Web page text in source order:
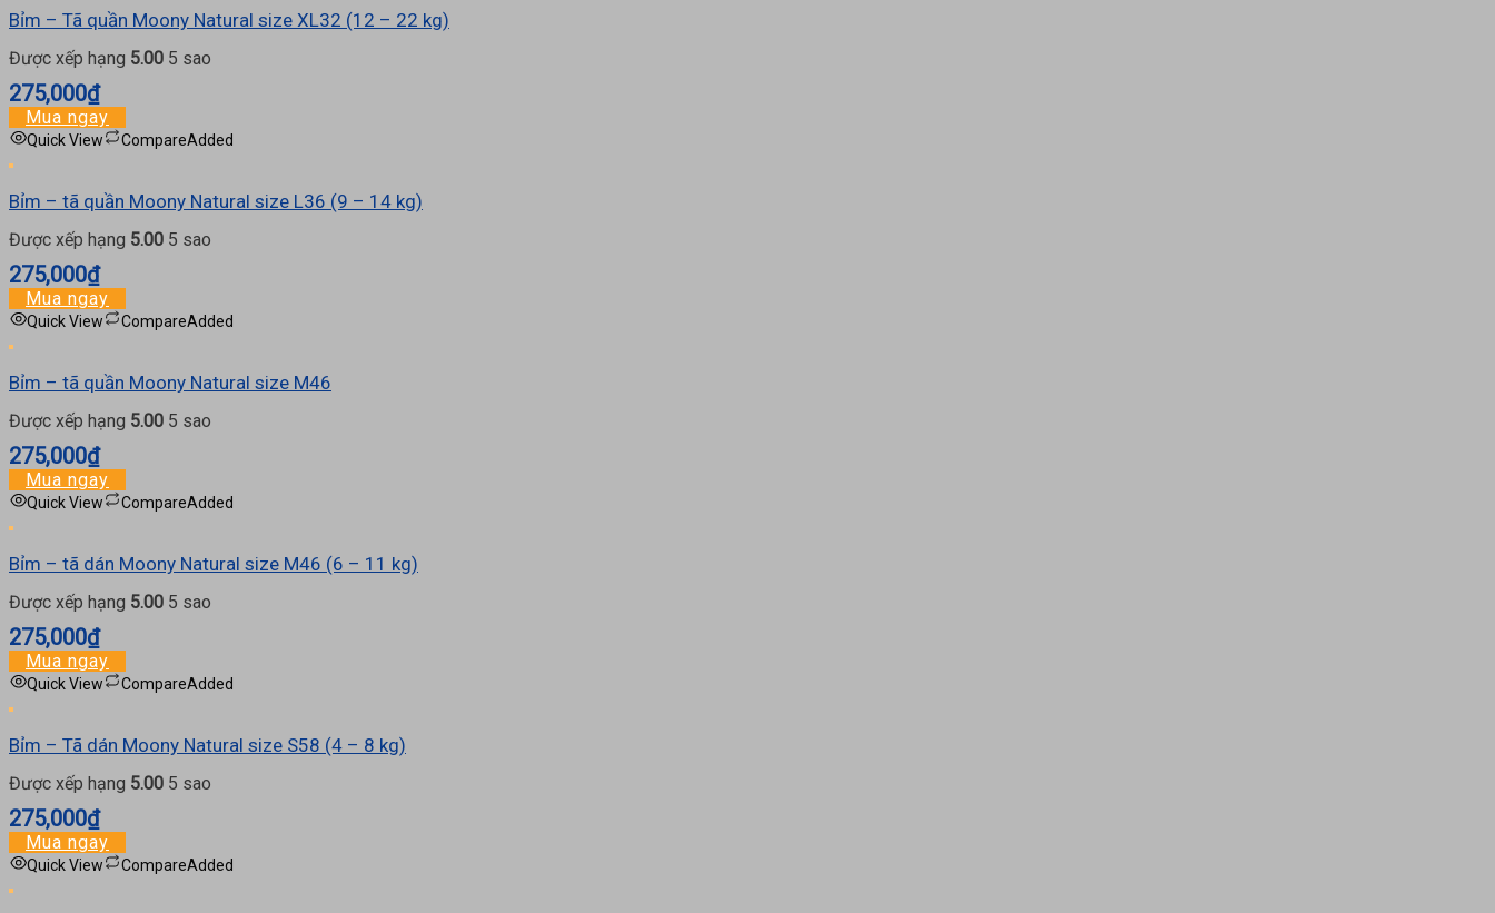
Bỉm – Tã quần Moony Natural size XL32 (12 – 22 kg)
Được xếp hạng 5.00 5 sao
275,000₫
Mua ngay
Quick View CompareAdded
Bỉm – tã quần Moony Natural size L36 (9 – 14 kg)
Được xếp hạng 5.00 5 sao
275,000₫
Mua ngay
Quick View CompareAdded
Bỉm – tã quần Moony Natural size M46
Được xếp hạng 5.00 5 sao
275,000₫
Mua ngay
Quick View CompareAdded
Bỉm – tã dán Moony Natural size M46 (6 – 11 kg)
Được xếp hạng 5.00 5 sao
275,000₫
Mua ngay
Quick View CompareAdded
Bỉm – Tã dán Moony Natural size S58 (4 – 8 kg)
Được xếp hạng 5.00 5 sao
275,000₫
Mua ngay
Quick View CompareAdded